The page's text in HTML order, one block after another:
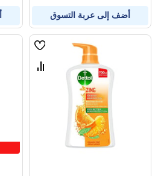
أضف إلى عربة التسوق
قائمة
قارن